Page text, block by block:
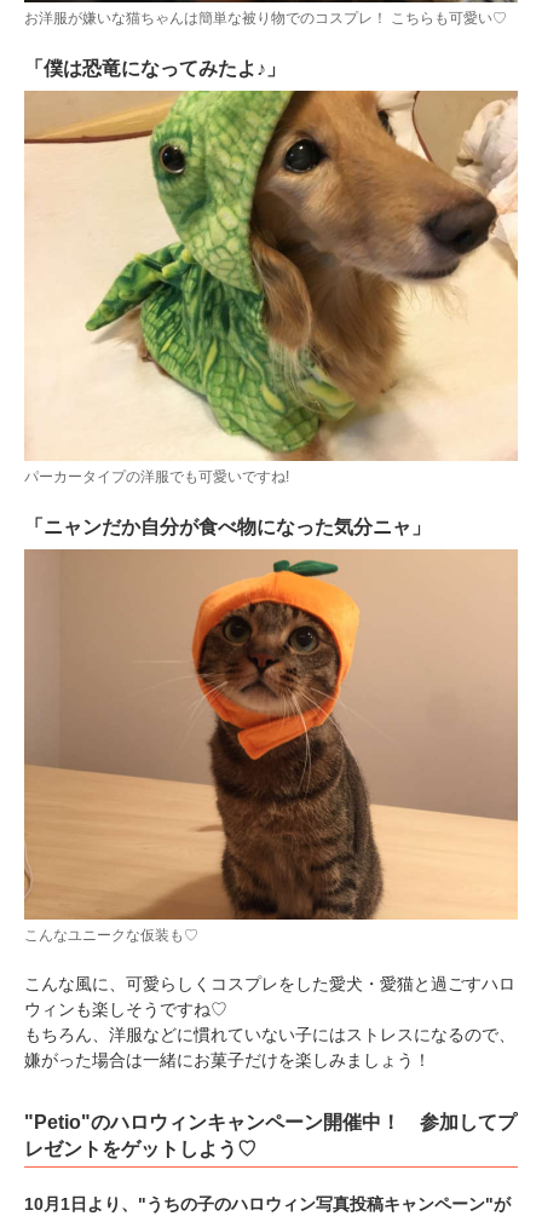
お洋服が嫌いな猫ちゃんは簡単な被り物でのコスプレ！ こちらも可愛い♡
「僕は恐竜になってみたよ♪」
パーカータイプの洋服でも可愛いですね!
「ニャンだか自分が食べ物になった気分ニャ」
こんなユニークな仮装も♡
こんな風に、可愛らしくコスプレをした愛犬・愛猫と過ごすハロ
ウィンも楽しそうですね♡
もちろん、洋服などに慣れていない子にはストレスになるので、
嫌がった場合は一緒にお菓子だけを楽しみましょう！
"Petio"のハロウィンキャンペーン開催中！ 参加してプ
レゼントをゲットしよう♡
10月1日より、"うちの子のハロウィン写真投稿キャンペーン"が